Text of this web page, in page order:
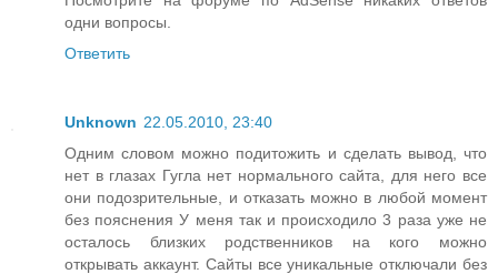
одни вопросы.
Ответить
Unknown 22.05.2010, 23:40
Одним словом можно подитожить и сделать вывод, что
нет в глазах Гугла нет нормального сайта, для него все
они подозрительные, и отказать можно в любой момент
без пояснения У меня так и происходило 3 раза уже не
осталось близких родственников на кого можно
открывать аккаунт. Сайты все уникальные отключали без